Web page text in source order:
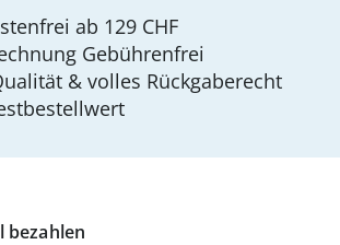
bezahlen
ab 129 CHF
Gebührenfrei
& volles Rückgaberecht